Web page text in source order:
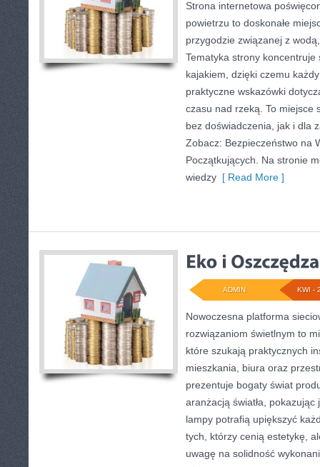
Strona internetowa
powietrzu to doskonałe
przygodzie związanej z
Tematyka strony koncentruje
kajakiem, dzięki czemu
praktyczne wskazówki
czasu nad rzeką. To miejsce
bez doświadczenia, jak i dla
Zobacz: Bezpieczeństwo na
Początkujących. Na stronie
wiedzy [ Read More ]
KWI -
ADMIN
Nowoczesna platforma
rozwiązaniom świetlnym to
które szukają praktycznych
mieszkania, biura oraz
prezentuje bogaty świat
aranżacją światła,
lampy potrafią upiększyć
tych, którzy cenią estetykę,
uwagę na solidność